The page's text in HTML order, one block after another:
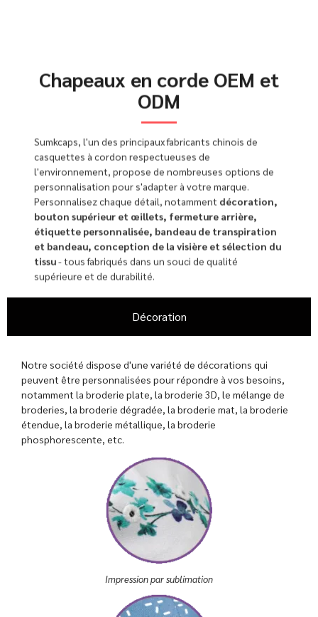
ODM
l'environnement, propose de nombreuses options de
personnalisation pour s'adapter à votre marque.
Personnalisez chaque détail, notammentdécoration,
bouton supérieur et œillets, fermeture arrière,
étiquette personnalisée, bandeau de transpiration
et bandeau, conception de la visière et sélection du
tissu- tous fabriqués dans un souci de qualité
supérieure et de durabilité.
Décoration
Notre société dispose d'une variété de décorations qui
peuvent être personnalisées pour répondre à vos besoins,
notamment la broderie plate, la broderie 3D, le mélange de
broderies, la broderie dégradée, la broderie mat, la broderie
étendue, la broderie métallique, la broderie
phosphorescente, etc.
Impression par sublimation